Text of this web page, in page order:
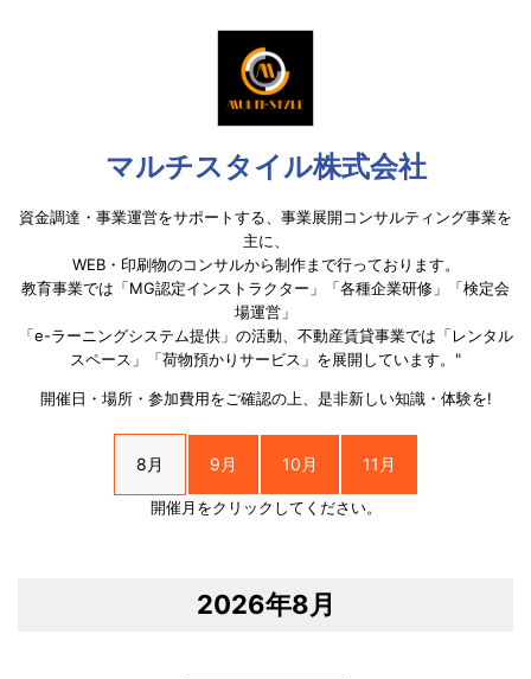
マルチスタイル株式会社
資金調達・事業運営をサポートする、事業展開コンサルティング事業を
主に、
WEB・印刷物のコンサルから制作まで行っております。
教育事業では「MG認定インストラクター」「各種企業研修」「検定会
場運営」
「e-ラーニングシステム提供」の活動、不動産賃貸事業では「レンタル
スペース」「荷物預かりサービス」を展開しています。"
開催日・場所・参加費用をご確認の上、是非新しい知識・体験を!
8月 9月 10月 11月
開催月をクリックしてください。
2026年8月